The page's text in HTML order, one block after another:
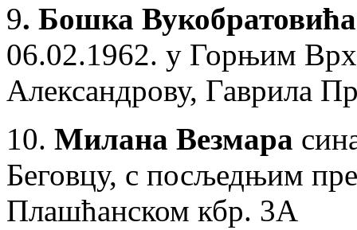
9. Бошка Вукобратовића
06.02.1962. у Горњим
Александрову, Гаврила
10. Милана Везмара
Беговцу, с посљедњим
Плашћанском кбр. 3А